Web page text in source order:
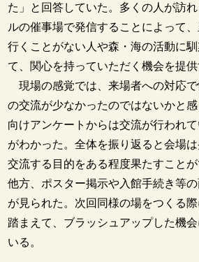
た」と回答していた。多くの人が訪
ルの催事場で発信することによって
行くことがない人や森・海の活動に
て、関心を持っていただく機会を提供
現場の感覚では、来場者への対応
の交流が少なかったのではないかと
向けアンケートからは交流が行われ
がわかった。全体を振り返ると会場
交流する目的をある程度果たすことが
他方、ポスター掲示や入館手続き等
が見られた。次回同様の場をつくる
踏まえて、ブラッシュアップした機
いる。